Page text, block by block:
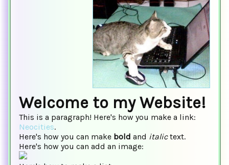
Welcome to my Website!
This is a paragraph! Here's how you make a link:
Neocities.
Here's how you can make bold and italictext.
Here's how you can add an image: